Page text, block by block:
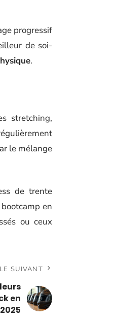
progressif
de soi-
.
stretching,
le mélange
de trente
en
ou ceux
SUIVANT
en
2025